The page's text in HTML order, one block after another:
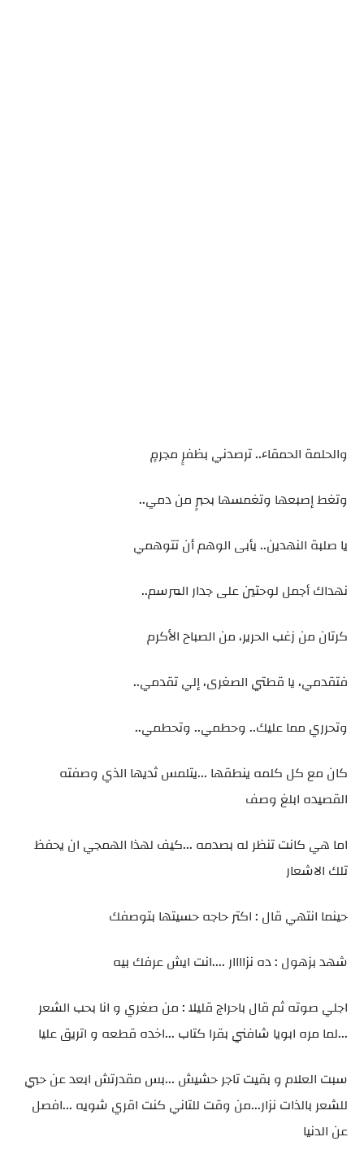
والحلمة الحمقاء.. ترصدني بظفرٍ مجرمٍ
وتغط إصبعها وتغمسها بحبرٍ من دمي..
يا صلبة النهدين.. يأبى الوهم أن تتوهمي
نهداك أجمل لوحتين على جدار المرسم..
كرتان من زغب الحرير، من الصباح الأكرم
فتقدمي، يا قطتي الصغرى، إلي تقدمي..
وتحرري مما عليك.. وحطمي.. وتحطمي..
كان مع كل كلمه ينطقها ...يتلمس ثديها الذي وصفته
القصيده ابلغ وصف
اما هي كانت تنظر له بصدمه ...كيف لهذا الهمجي ان يحفظ
تلك الاشعار
حينما انتهي قال : اكتر حاجه حسيتها بتوصفك
شهد بزهول : ده نزاااار ....انت ايش عرفك بيه
اجلي صوته ثم قال باحراج قليلا : من صغري و انا بحب الشعر
...لما مره ابويا شافني بقرا كتاب ...اخده قطعه و اتريق عليا
سبت العلام و بقيت تاجر حشيش ...بس مقدرتش ابعد عن حبي
للشعر بالذات نزار...من وقت للتاني كنت اقري شويه ...افصل
عن الدنيا